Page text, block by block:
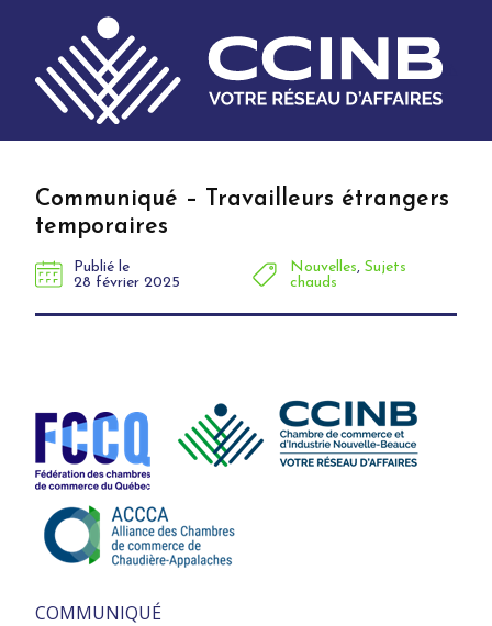
Communiqué – Travailleurs étrangers
temporaires
Publié le
28 février 2025
Nouvelles, Sujets
chauds
COMMUNIQUÉ